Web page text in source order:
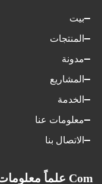
بيت
المنتجات
مدونة
المشاريع
الخدمة
معلومات عنا
الاتصال بنا
Com علماً معلومات